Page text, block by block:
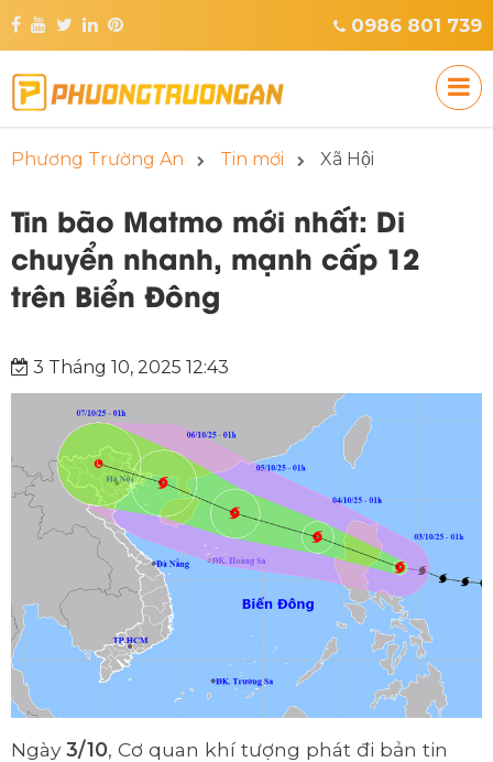
0986 801 739
Phương Trường An Tin mới Xã Hội
Tin bão Matmo mới nhất: Di
chuyển nhanh, mạnh cấp 12
trên Biển Đông
3 Tháng 10, 2025 12:43
Ngày3/10, Cơ quan khí tượng phát đi bản tin